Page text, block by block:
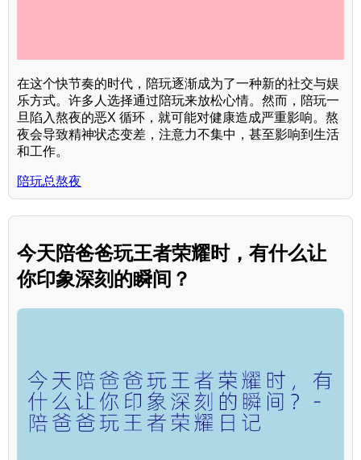
在这个快节奏的时代，陪玩逐渐成为了一种新的社交与娱
乐方式。许多人选择通过陪玩来放松心情。然而，陪玩一
旦陷入熬夜的恶X 循环，就可能对健康造成严重影响。熬
夜会导致精神状态变差，注意力不集中，甚至影响到生活
和工作。
陪玩总熬夜
今天陪爸爸玩王者荣耀时，有什么让
你印象深刻的瞬间？